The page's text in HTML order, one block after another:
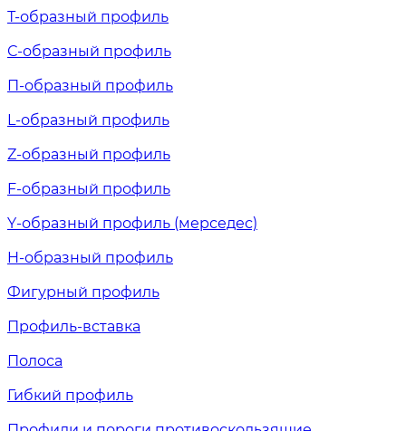
Т-образный профиль
С-образный профиль
П-образный профиль
L-образный профиль
Z-образный профиль
F-образный профиль
Y-образный профиль (мерседес)
H-образный профиль
Фигурный профиль
Профиль-вставка
Полоса
Гибкий профиль